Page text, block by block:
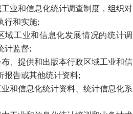
业和信息化统计调查制度，组织对
行和实施;
域工业和信息化发展情况的统计调
计监督;
、提供和出版本行政区域工业和信
报告或其他统计资料;
和信息化统计资料、统计信息化系